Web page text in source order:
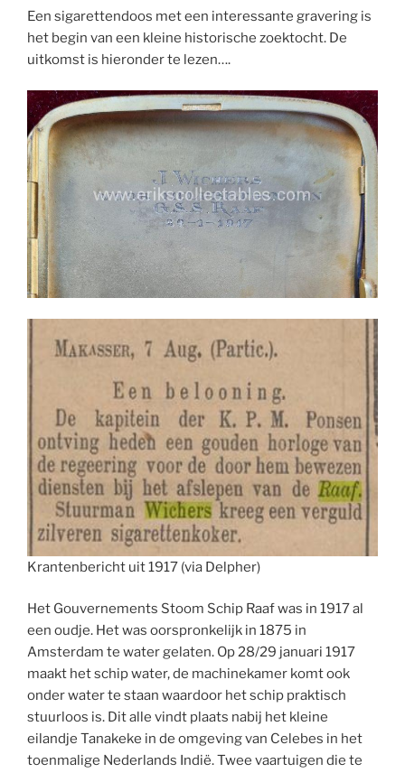
Een sigarettendoos met een interessante gravering is
het begin van een kleine historische zoektocht. De
uitkomst is hieronder te lezen….
Krantenbericht uit 1917 (via Delpher)
Het Gouvernements Stoom Schip Raaf was in 1917 al
een oudje. Het was oorspronkelijk in 1875 in
Amsterdam te water gelaten. Op 28/29 januari 1917
maakt het schip water, de machinekamer komt ook
onder water te staan waardoor het schip praktisch
stuurloos is. Dit alle vindt plaats nabij het kleine
eilandje Tanakeke in de omgeving van Celebes in het
toenmalige Nederlands Indië. Twee vaartuigen die te